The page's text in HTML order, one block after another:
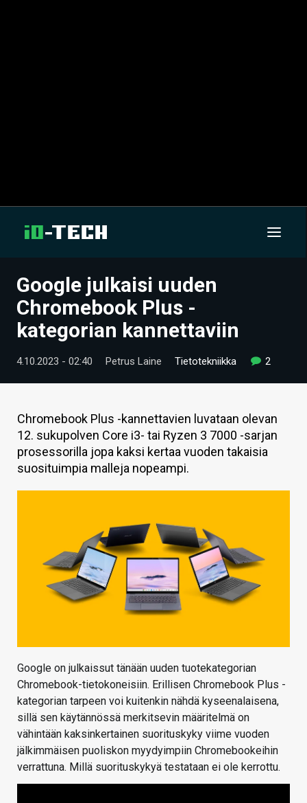
UUTISET
ARTIKKELIT
VIDEOT
TECHBBS
TIETOA
HINTA.FI
KAUPPA
HAKU
Google julkaisi uuden
Chromebook Plus -
kategorian kannettaviin
4.10.2023 - 02:40 Petrus Laine Tietotekniikka 2
Chromebook Plus -kannettavien luvataan olevan
12. sukupolven Core i3- tai Ryzen 3 7000 -sarjan
prosessorilla jopa kaksi kertaa vuoden takaisia
suosituimpia malleja nopeampi.
Google on julkaissut tänään uuden tuotekategorian
Chromebook-tietokoneisiin. Erillisen Chromebook Plus -
kategorian tarpeen voi kuitenkin nähdä kyseenalaisena,
sillä sen käytännössä merkitsevin määritelmä on
vähintään kaksinkertainen suorituskyky viime vuoden
jälkimmäisen puoliskon myydyimpiin Chromebookeihin
verrattuna. Millä suorituskykyä testataan ei ole kerrottu.